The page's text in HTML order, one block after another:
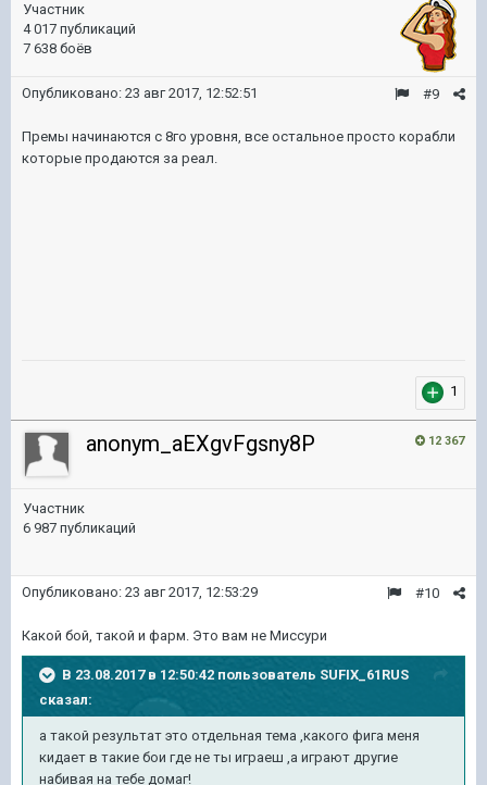
Участник
4 017 публикаций
7 638 боёв
#9
Опубликовано: 23 авг 2017, 12:52:51
Премы начинаются с 8го уровня, все остальное просто корабли
которые продаются за реал.
1
12 367
anonym_aEXgvFgsny8P
Участник
6 987 публикаций
#10
Опубликовано: 23 авг 2017, 12:53:29
Какой бой, такой и фарм. Это вам не Миссури
В 23.08.2017 в 12:50:42 пользователь SUFIX_61RUS
сказал:
а такой результат это отдельная тема ,какого фига меня
кидает в такие бои где не ты играеш ,а играют другие
набивая на тебе домаг!